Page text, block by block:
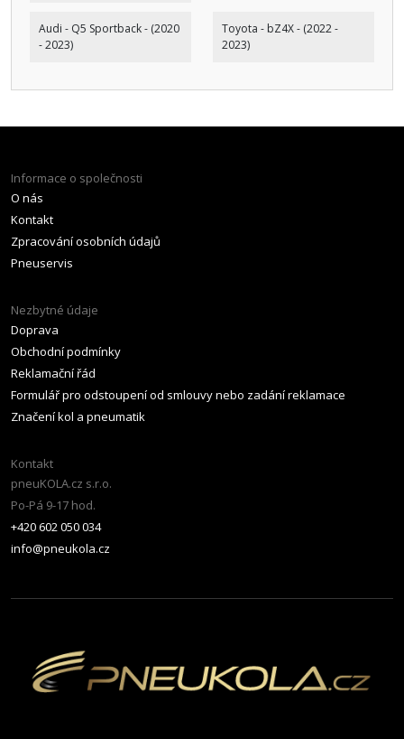
Audi - Q5 Sportback - (2020
- 2023)
Toyota - bZ4X - (2022 -
2023)
Informace o společnosti
O nás
Kontakt
Zpracování osobních údajů
Pneuservis
Nezbytné údaje
Doprava
Obchodní podmínky
Reklamační řád
Formulář pro odstoupení od smlouvy nebo zadání reklamace
Značení kol a pneumatik
Kontakt
pneuKOLA.cz s.r.o.
Po-Pá 9-17 hod.
+420 602 050 034
info@pneukola.cz